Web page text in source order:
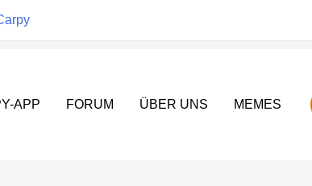
APP FORUM ÜBER UNS MEMES